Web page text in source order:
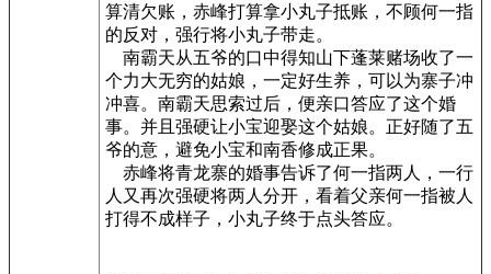
算清欠账，赤峰打算拿小丸子抵账，不顾何一指
的反对，强行将小丸子带走。
南霸天从五爷的口中得知山下蓬莱赌场收了一
个力大无穷的姑娘，一定好生养，可以为寨子冲
冲喜。南霸天思索过后，便亲口答应了这个婚
事。并且强硬让小宝迎娶这个姑娘。正好随了五
爷的意，避免小宝和南香修成正果。
赤峰将青龙寨的婚事告诉了何一指两人，一行
人又再次强硬将两人分开，看着父亲何一指被人
打得不成样子，小丸子终于点头答应。